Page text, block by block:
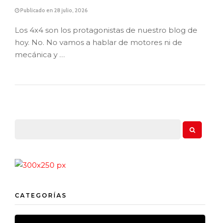
Publicado en 28 julio, 2026
Los 4x4 son los protagonistas de nuestro blog de
hoy. No. No vamos a hablar de motores ni de
mecánica y …
CATEGORÍAS